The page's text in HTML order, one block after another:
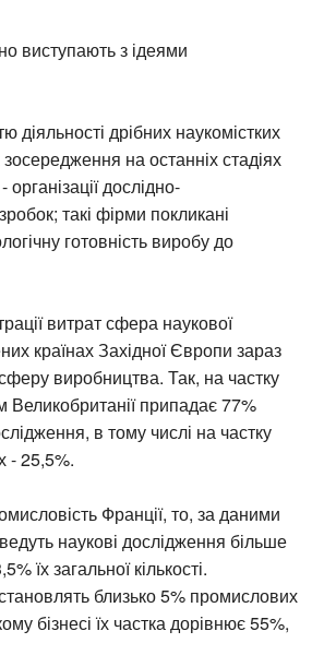
виступають з ідеями
діяльності дрібних наукомістких
на останніх стадіях
дослідно-
такі фірми покликані
готовність виробу до
витрат сфера наукової
країнах Західної Європи зараз
виробництва. Так, на частку
припадає 77%
в тому числі на частку
- 25,5%.
Франції, то, за даними
наукові дослідження більше
їх загальної кількості.
близько 5% промислових
бізнесі їх частка дорівнює 55%,